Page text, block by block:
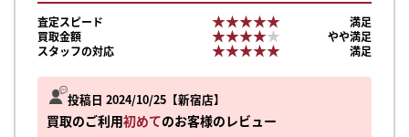
投稿日 2024/10/25 新宿店
買取のご利用初めてのお客様のレビュー
査定スピード ★★★★★
★★★★★
満足
買取金額
★★★★★
★★★★★
やや満足
スタッフの対応
★★★★★
★★★★★ 満足